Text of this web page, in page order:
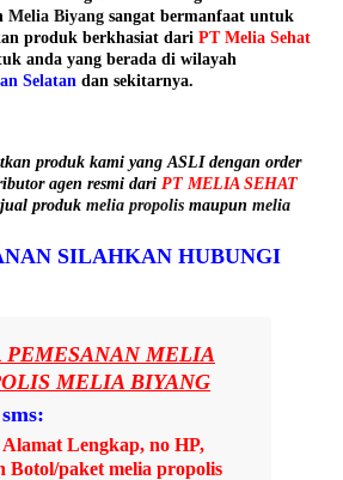
Melia Biyang sangat bermanfaat untuk
produk berkhasiat dari PT Melia Sehat
anda yang berada di wilayah
Selatan dan sekitarnya.
produk kami yang ASLI dengan order
agen resmi dari PT MELIA SEHAT
produk melia propolis maupun melia
SILAHKAN HUBUNGI
PEMESANAN MELIA
MELIA BIYANG
Alamat Lengkap, no HP,
Botol/paket melia propolis